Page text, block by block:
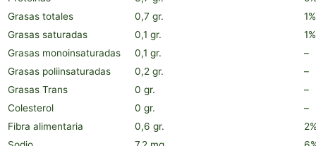
Grasas totales
0,7 gr.
1%
Grasas saturadas
0,1 gr.
1%
Grasas monoinsaturadas
0,1 gr.
–
Grasas poliinsaturadas
0,2 gr.
–
Grasas Trans
0 gr.
–
Colesterol
0 gr.
–
Fibra alimentaria
0,6 gr.